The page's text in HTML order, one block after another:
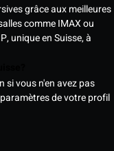
grâce aux meilleures
comme IMAX ou
unique en Suisse, à
si vous n'en avez pas
de votre profil